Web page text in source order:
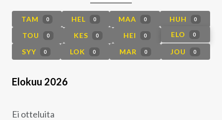
TAM 0 HEL 0 MAA 0 HUH 0
TOU 0 KES 0 HEI 0 ELO 0
SYY 0 LOK 0 MAR 0 JOU 0
Elokuu 2026
Ei otteluita